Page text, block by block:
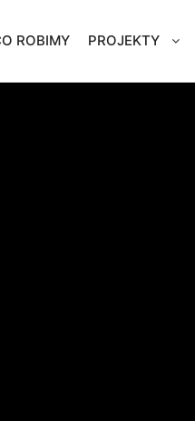
ROBIMY PROJEKTY